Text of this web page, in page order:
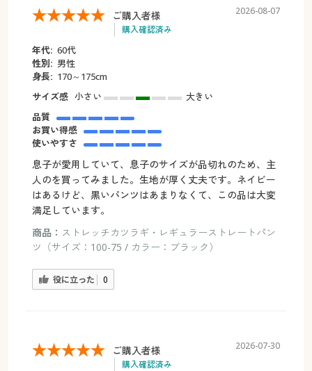
ご購入者様
購入確認済み
2026-08-07
年代: 60代
性別: 男性
身長: 170～175cm
サイズ感 小さい
大きい
品質
お買い得感
使いやすさ
息子が愛用していて、息子のサイズが品切れのため、主
人のを買ってみました。生地が厚く丈夫です。ネイビー
はあるけど、黒いパンツはあまりなくて、この品は大変
満足しています。
商品： ストレッチカツラギ・レギュラーストレートパン
ツ（サイズ：100-75 / カラー：ブラック）
役に立った 0
ご購入者様
購入確認済み
2026-07-30